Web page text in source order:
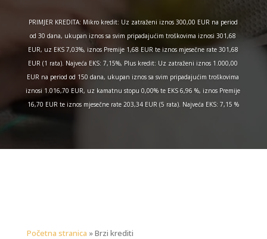
PRIMJER KREDITA: Mikro kredit: Uz zatraženi iznos 300,00 EUR na period
od 30 dana, ukupan iznos sa svim pripadajućim troškovima iznosi 301,68
EUR, uz EKS 7,03%, iznos Premije 1,68 EUR te iznos mjesečne rate 301,68
EUR (1 rata). Najveća EKS: 7,15%, Plus kredit: Uz zatraženi iznos 1.000,00
EUR na period od 150 dana, ukupan iznos sa svim pripadajućim troškovima
iznosi 1.016,70 EUR, uz kamatnu stopu 0,00% te EKS 6,96 %, iznos Premije
16,70 EUR te iznos mjesečne rate 203,34 EUR (5 rata). Najveća EKS: 7,15 %
Početna stranica »Brzi krediti